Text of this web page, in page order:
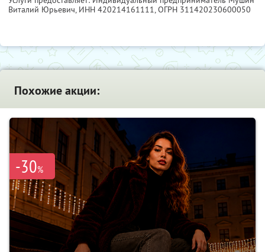
Виталий Юрьевич, ИНН 420214161111, ОГРН 311420230600050
Похожие акции:
-30%